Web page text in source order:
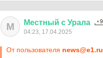
М Местный с Урала
04:23, 17.04.2025
От пользователя news@e1.ru